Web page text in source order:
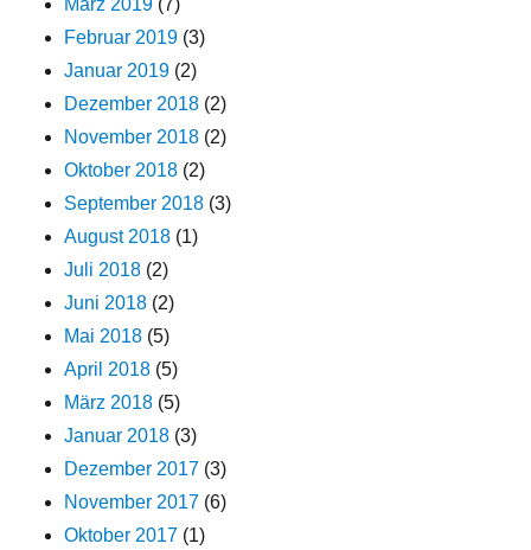
März 2019 (7)
Februar 2019 (3)
Januar 2019 (2)
Dezember 2018 (2)
November 2018 (2)
Oktober 2018 (2)
September 2018 (3)
August 2018 (1)
Juli 2018 (2)
Juni 2018 (2)
Mai 2018 (5)
April 2018 (5)
März 2018 (5)
Januar 2018 (3)
Dezember 2017 (3)
November 2017 (6)
Oktober 2017 (1)